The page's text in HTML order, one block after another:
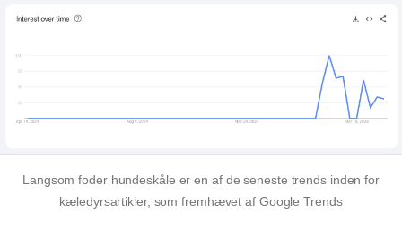
Langsom foderhundeskåle er en af ​​de seneste trends inden for
kæledyrsartikler, som fremhævet af Google Trends